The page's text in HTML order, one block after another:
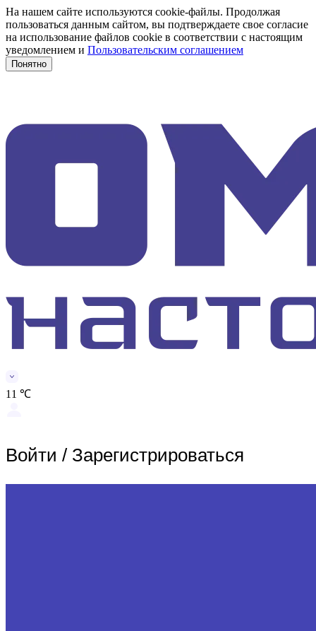
На нашем сайте используются cookie-файлы. Продолжая
пользоваться данным сайтом, вы подтверждаете свое согласие
на использование файлов cookie в соответствии с настоящим
уведомлением и Пользовательским соглашением
Понятно
11 ℃
Войти / Зарегистрироваться